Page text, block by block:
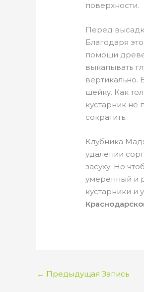
поверхности.
Перед
Благодаря
помощи
выкапывать
вертикально.
шейку. Как
кустарник не
сократить.
Клубника
удалении
засуху. Но
умеренный и
кустарники и
← Предыдущая Запись